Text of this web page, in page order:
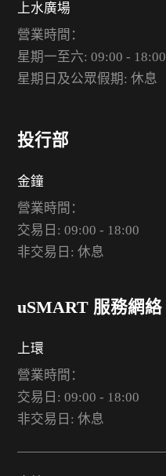
上水廣場
營業時間：
星期一至六: 09:00 - 18:00
星期日及公眾假期: 休息
投行部
金鐘
營業時間：
交易日: 09:00 - 18:00
非交易日: 休息
uSMART 服務網絡
上環
營業時間：
交易日: 09:00 - 18:00
非交易日: 休息